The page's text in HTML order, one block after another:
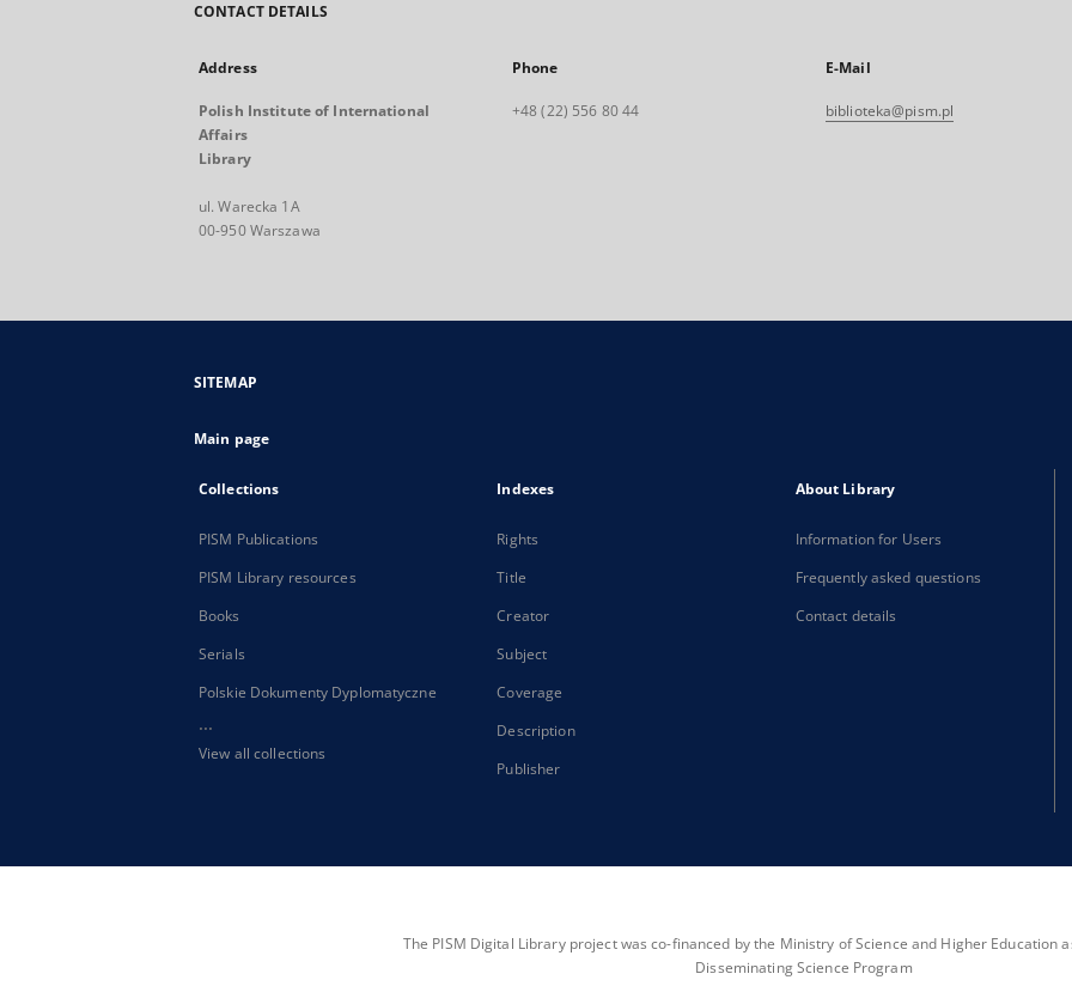
CONTACT DETAILS
Address
Polish Institute of International
Affairs
Library
ul. Warecka 1A
00-950 Warszawa
Phone
+48 (22) 556 80 44
E-Mail
biblioteka@pism.pl
SITEMAP
Main page
Collections
PISM Publications
PISM Library resources
Books
Serials
Polskie Dokumenty Dyplomatyczne
...
View all collections
Indexes
Rights
Title
Creator
Subject
Coverage
Description
Publisher
About Library
Information for Users
Frequently asked questions
Contact details
The PISM Digital Library project was co-financed by the Ministry of Science and Higher Education
Disseminating Science Program